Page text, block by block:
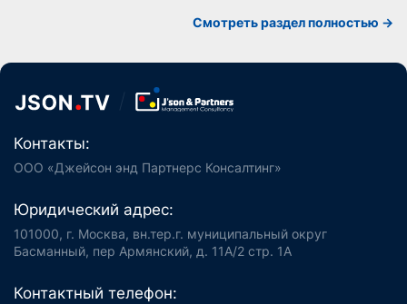
Смотреть раздел полностью ->
Контакты:
ООО «Джейсон энд Партнерс Консалтинг»
Юридический адрес:
101000, г. Москва, вн.тер.г. муниципальный округ
Басманный, пер Армянский, д. 11А/2 стр. 1А
Контактный телефон: